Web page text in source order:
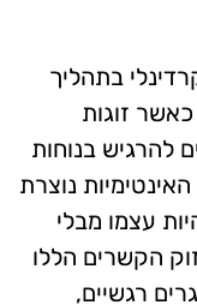
בתהליך
זוגות
להרגיש בנוחות
נוצרת
עצמו מבלי
הקשרים הללו
רגשיים,